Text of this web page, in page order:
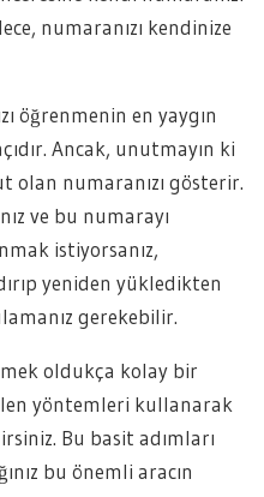
numaranızı kendinize
öğrenmenin en yaygın
Ancak, unutmayın ki
olan numaranızı gösterir.
ve bu numarayı
istiyorsanız,
yeniden yükledikten
gerekebilir.
oldukça kolay bir
yöntemleri kullanarak
Bu basit adımları
bu önemli aracın